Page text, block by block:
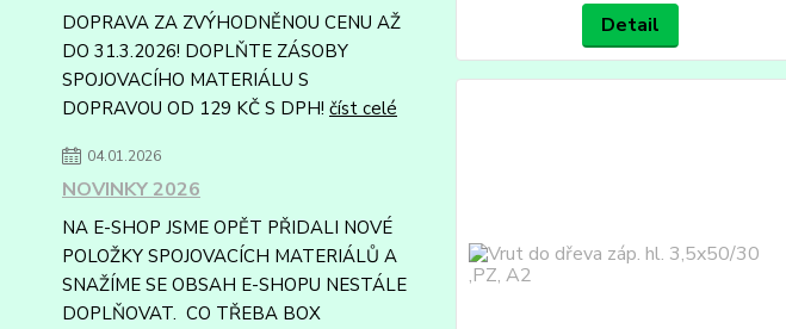
DOPRAVA ZA ZVÝHODNĚNOU CENU AŽ
DO 31.3.2026! DOPLŇTE ZÁSOBY
SPOJOVACÍHO MATERIÁLU S
DOPRAVOU OD 129 KČ S DPH! číst celé
04.01.2026
NOVINKY 2026
NA E-SHOP JSME OPĚT PŘIDALI NOVÉ
POLOŽKY SPOJOVACÍCH MATERIÁLŮ A
SNAŽÍME SE OBSAH E-SHOPU NESTÁLE
DOPLŇOVAT. CO TŘEBA BOX
Detail